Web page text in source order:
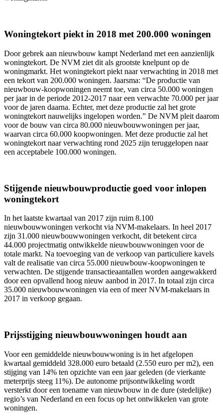
Woningtekort piekt in 2018 met 200.000 woningen
Door gebrek aan nieuwbouw kampt Nederland met een aanzienlijk
woningtekort. De NVM ziet dit als grootste knelpunt op de
woningmarkt. Het woningtekort piekt naar verwachting in 2018 met
een tekort van 200.000 woningen. Jaarsma: “De productie van
nieuwbouw-koopwoningen neemt toe, van circa 50.000 woningen
per jaar in de periode 2012-2017 naar een verwachte 70.000 per jaar
voor de jaren daarna. Echter, met deze productie zal het grote
woningtekort nauwelijks ingelopen worden.” De NVM pleit daarom
voor de bouw van circa 80.000 nieuwbouwwoningen per jaar,
waarvan circa 60.000 koopwoningen. Met deze productie zal het
woningtekort naar verwachting rond 2025 zijn teruggelopen naar
een acceptabele 100.000 woningen.
Stijgende nieuwbouwproductie goed voor inlopen
woningtekort
In het laatste kwartaal van 2017 zijn ruim 8.100
nieuwbouwwoningen verkocht via NVM-makelaars. In heel 2017
zijn 31.000 nieuwbouwwoningen verkocht, dit betekent circa
44.000 projectmatig ontwikkelde nieuwbouwwoningen voor de
totale markt. Na toevoeging van de verkoop van particuliere kavels
valt de realisatie van circa 55.000 nieuwbouw-koopwoningen te
verwachten. De stijgende transactieaantallen worden aangewakkerd
door een opvallend hoog nieuw aanbod in 2017. In totaal zijn circa
35.000 nieuwbouwwoningen via een of meer NVM-makelaars in
2017 in verkoop gegaan.
Prijsstijging nieuwbouwwoningen houdt aan
Voor een gemiddelde nieuwbouwwoning is in het afgelopen
kwartaal gemiddeld 328.000 euro betaald (2.550 euro per m2), een
stijging van 14% ten opzichte van een jaar geleden (de vierkante
meterprijs steeg 11%). De autonome prijsontwikkeling wordt
versterkt door een toename van nieuwbouw in de dure (stedelijke)
regio’s van Nederland en een focus op het ontwikkelen van grote
woningen.